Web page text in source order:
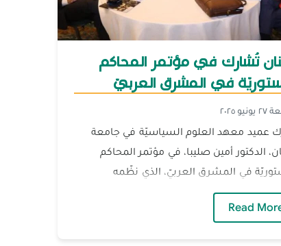
تُشارك في مؤتمر المحاكم
في المشرق العربيّ
٢٠٢٥
عميد معهد العلوم السياسيّة في جامعة
الدكتور أمين صليبا، في مؤتمر المحاكم
في المشرق العربيّ، الذي نظّمه
Read